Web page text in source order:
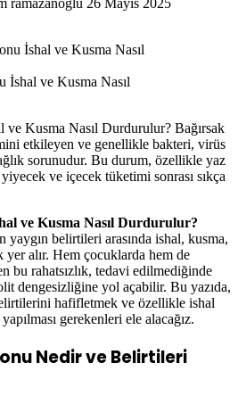
İshal ve Kusma Nasıl
ve Kusma Nasıl Durdurulur? Bağırsak
etkileyen ve genellikle bakteri, virüs
sorunudur. Bu durum, özellikle yaz
ve içecek tüketimi sonrası sıkça
ve Kusma Nasıl Durdurulur?
yaygın belirtileri arasında ishal, kusma,
yer alır. Hem çocuklarda hem de
bu rahatsızlık, tedavi edilmediğinde
dengesizliğine yol açabilir. Bu yazıda,
hafifletmek ve özellikle ishal
gerekenleri ele alacağız.
Nedir ve Belirtileri